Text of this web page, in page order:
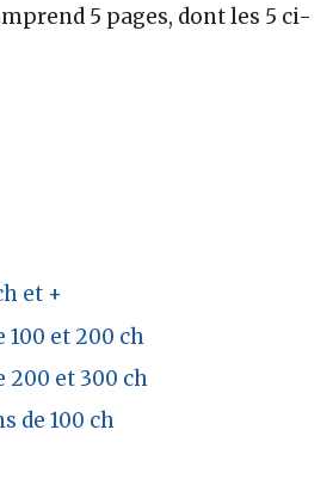
5 pages, dont les 5 ci-
et +
et 200 ch
200 et 300 ch
de 100 ch